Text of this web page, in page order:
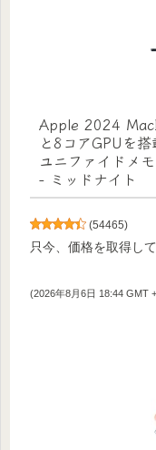
Apple 2024
と8コアGPUを
ユニファイドメ
- ミッドナイト
(54465)
只今、価格を取得して
(2026年8月6日 18:44 GMT